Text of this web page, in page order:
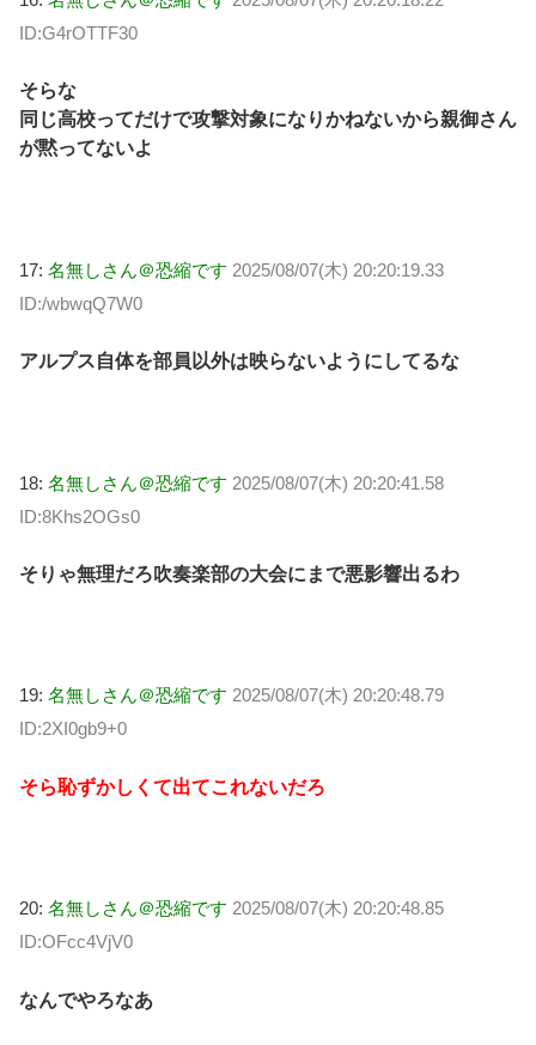
ID:G4rOTTF30
そらな
同じ高校ってだけで攻撃対象になりかねないから親御さん
が黙ってないよ
17: 名無しさん＠恐縮です 2025/08/07(木) 20:20:19.33
ID:/wbwqQ7W0
アルプス自体を部員以外は映らないようにしてるな
18: 名無しさん＠恐縮です 2025/08/07(木) 20:20:41.58
ID:8Khs2OGs0
そりゃ無理だろ吹奏楽部の大会にまで悪影響出るわ
19: 名無しさん＠恐縮です 2025/08/07(木) 20:20:48.79
ID:2XI0gb9+0
そら恥ずかしくて出てこれないだろ
20: 名無しさん＠恐縮です 2025/08/07(木) 20:20:48.85
ID:OFcc4VjV0
なんでやろなあ